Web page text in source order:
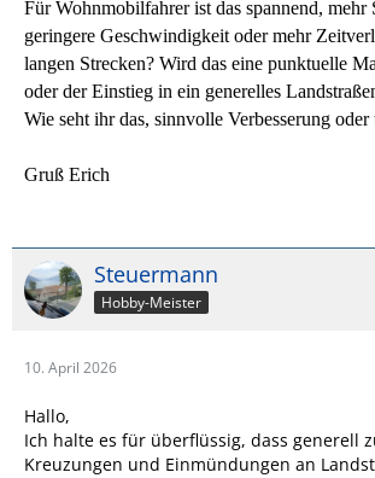
Für Wohnmobilfahrer ist das spannend, mehr
geringere Geschwindigkeit oder mehr
langen Strecken? Wird das eine punktuelle
oder der Einstieg in ein generelles
Wie seht ihr das, sinnvolle Verbesserung
Gruß Erich
Steuermann
Hobby-Meister
10. April 2026
Hallo,
Ich halte es für überflüssig, dass generell
Kreuzungen und Einmündungen an